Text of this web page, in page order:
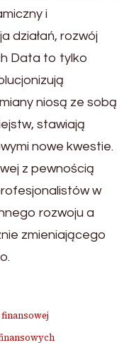
i
działań, rozwój
Data to tylko
niosą ze sobą
stawiają
nowe kwestie.
z pewnością
w
rozwoju a
zmieniającego